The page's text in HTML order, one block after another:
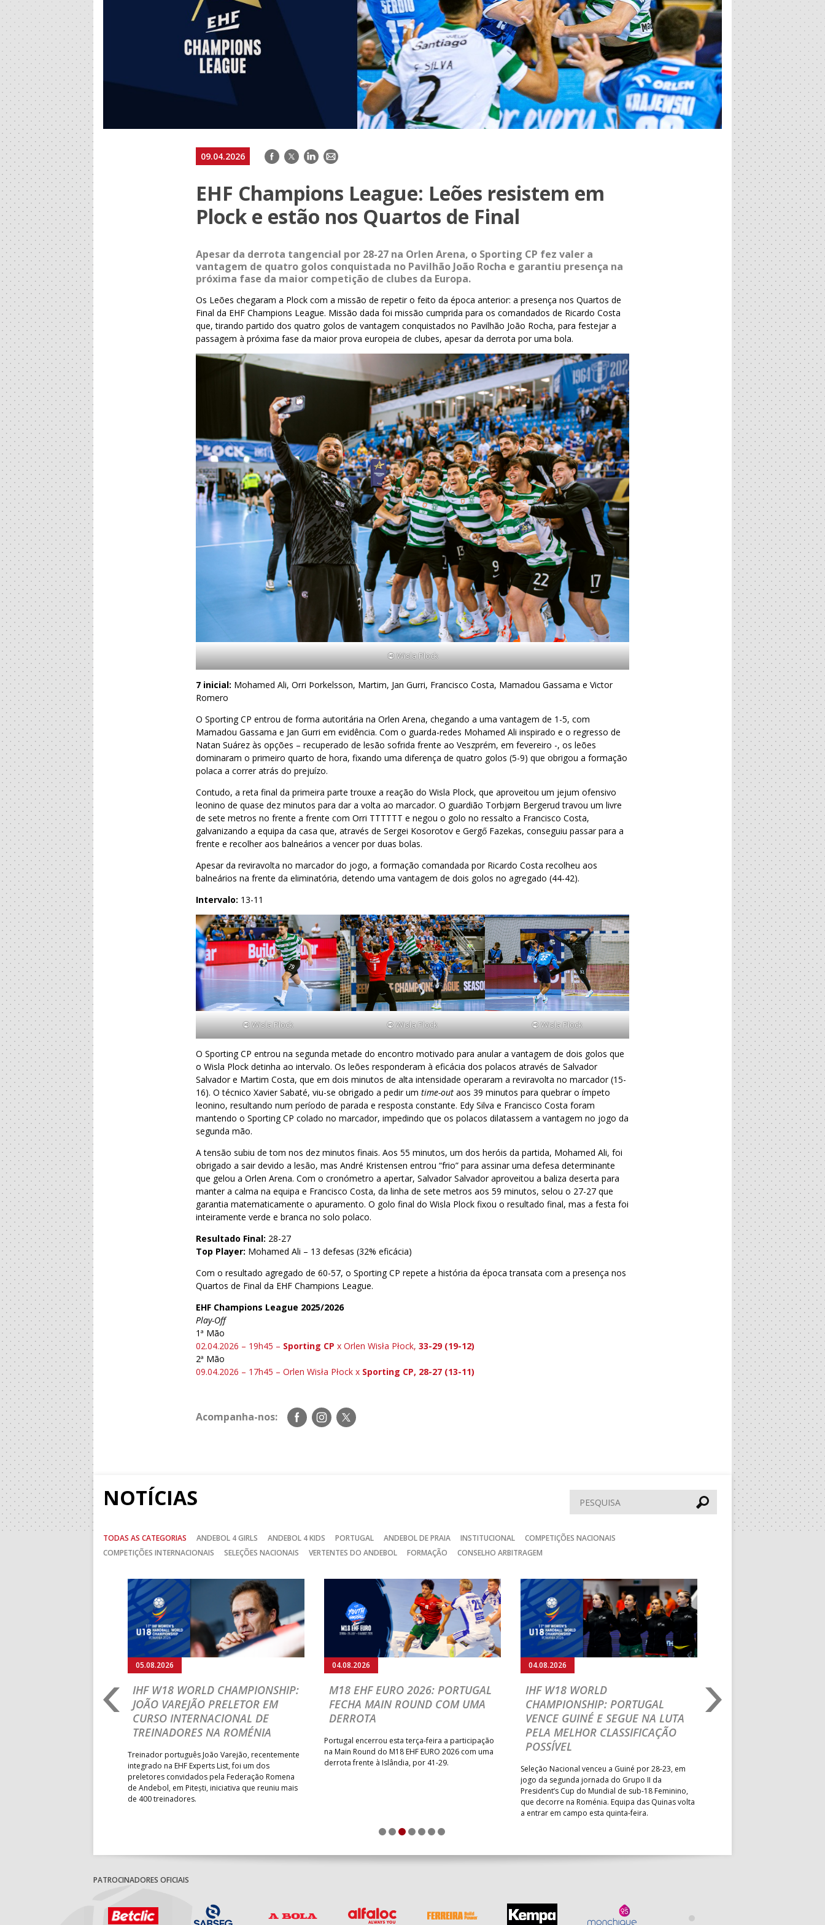
09.04.2026 Facebook
TwitterLinkedIn
E-
EHF Champions League: Leões resistem em
Plock e estão nos Quartos de Final
Apesar da derrota tangencial por 28-27 na Orlen Arena, o Sporting CP fez valer a
vantagem de quatro golos conquistada no Pavilhão João Rocha e garantiu presença na
próxima fase da maior competição de clubes da Europa.
Os Leões chegaram a Plock com a missão de repetir o feito da época anterior: a presença nos Quartos de
Final da EHF Champions League. Missão dada foi missão cumprida para os comandados de Ricardo Costa
que, tirando partido dos quatro golos de vantagem conquistados no Pavilhão João Rocha, para festejar a
passagem à próxima fase da maior prova europeia de clubes, apesar da derrota por uma bola.
©Wisla Plock
7 inicial: Mohamed Ali, Orri Þorkelsson, Martim, Jan Gurri, Francisco Costa, Mamadou Gassama e Victor
Romero
O Sporting CP entrou de forma autoritária na Orlen Arena, chegando a uma vantagem de 1-5, com
Mamadou Gassama e Jan Gurri em evidência. Com o guarda-redes Mohamed Ali inspirado e o regresso de
Natan Suárez às opções – recuperado de lesão sofrida frente ao Veszprém, em fevereiro -, os leões
dominaram o primeiro quarto de hora, fixando uma diferença de quatro golos (5-9) que obrigou a formação
polaca a correr atrás do prejuízo.
Contudo, a reta final da primeira parte trouxe a reação do Wisla Plock, que aproveitou um jejum ofensivo
leonino de quase dez minutos para dar a volta ao marcador. O guardião Torbjørn Bergerud travou um livre
de sete metros no frente a frente com Orri TTTTTT e negou o golo no ressalto a Francisco Costa,
galvanizando a equipa da casa que, através de Sergei Kosorotov e Gergő Fazekas, conseguiu passar para a
frente e recolher aos balneários a vencer por duas bolas.
Apesar da reviravolta no marcador do jogo, a formação comandada por Ricardo Costa recolheu aos
balneários na frente da eliminatória, detendo uma vantagem de dois golos no agregado (44-42).
Intervalo: 13-11
©Wisla Plock ©Wisla Plock ©Wisla Plock
O Sporting CP entrou na segunda metade do encontro motivado para anular a vantagem de dois golos que
o Wisla Plock detinha ao intervalo. Os leões responderam à eficácia dos polacos através de Salvador
Salvador e Martim Costa, que em dois minutos de alta intensidade operaram a reviravolta no marcador (15-
16). O técnico Xavier Sabaté, viu-se obrigado a pedir umtime-out aos 39 minutos para quebrar o ímpeto
leonino, resultando num período de parada e resposta constante. Edy Silva e Francisco Costa foram
mantendo o Sporting CP colado no marcador, impedindo que os polacos dilatassem a vantagem no jogo da
segunda mão.
A tensão subiu de tom nos dez minutos finais. Aos 55 minutos, um dos heróis da partida, Mohamed Ali, foi
obrigado a sair devido a lesão, mas André Kristensen entrou “frio” para assinar uma defesa determinante
que gelou a Orlen Arena. Com o cronómetro a apertar, Salvador Salvador aproveitou a baliza deserta para
manter a calma na equipa e Francisco Costa, da linha de sete metros aos 59 minutos, selou o 27-27 que
garantia matematicamente o apuramento. O golo final do Wisla Plock fixou o resultado final, mas a festa foi
inteiramente verde e branca no solo polaco.
Resultado Final: 28-27
Top Player: Mohamed Ali – 13 defesas (32% eficácia)
Com o resultado agregado de 60-57, o Sporting CP repete a história da época transata com a presença nos
Quartos de Final da EHF Champions League.
EHF Champions League 2025/2026
Play-Off
1ª Mão
02.04.2026 – 19h45 – Sporting CP x Orlen Wisła Płock, 33-29 (19-12)
2ª Mão
09.04.2026 – 17h45 – Orlen Wisła Płock x Sporting CP, 28-27 (13-11)
Acompanha-nos:
Siga-
nos
Siga-
nos
Siga-
nos
NOTÍCIAS Pesquisar
TODAS AS CATEGORIAS ANDEBOL 4 GIRLS ANDEBOL 4 KIDS PORTUGAL ANDEBOL DE PRAIA INSTITUCIONAL
COMPETIÇÕES NACIONAIS
COMPETIÇÕES INTERNACIONAIS
SELEÇÕES NACIONAIS VERTENTES DO ANDEBOL FORMAÇÃO CONSELHO ARBITRAGEM
05.08.2026
IHF W18 WORLD CHAMPIONSHIP:
JOÃO VAREJÃO PRELETOR EM
CURSO INTERNACIONAL DE
TREINADORES NA ROMÉNIA
Treinador português João Varejão, recentemente
integrado na EHF Experts List, foi um dos
preletores convidados pela Federação Romena
de Andebol, em Pitești, iniciativa que reuniu mais
de 400 treinadores.
04.08.2026
M18 EHF EURO 2026: PORTUGAL
FECHA MAIN ROUND COM UMA
DERROTA
Portugal encerrou esta terça-feira a participação
na Main Round do M18 EHF EURO 2026 com uma
derrota frente à Islândia, por 41-29.
04.08.2026
IHF W18 WORLD
CHAMPIONSHIP: PORTUGAL
VENCE GUINÉ E SEGUE NA LUTA
PELA MELHOR CLASSIFICAÇÃO
POSSÍVEL
Seleção Nacional venceu a Guiné por 28-23, em
jogo da segunda jornada do Grupo II da
President’s Cup do Mundial de sub-18 Feminino,
que decorre na Roménia. Equipa das Quinas volta
a entrar em campo esta quinta-feira.
Anterior Seguinte
1 2 3 4 5 6 7
PATROCINADORES OFICIAIS